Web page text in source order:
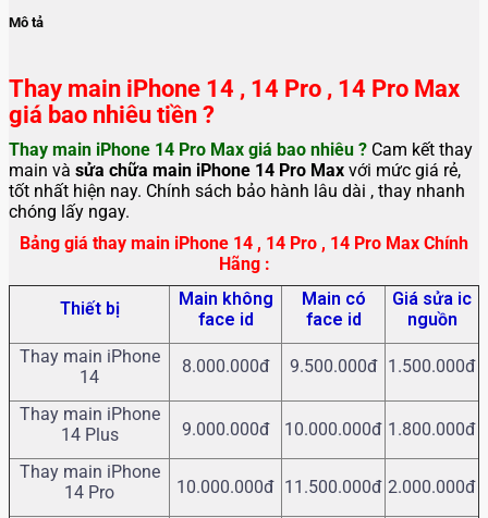
Mô tả
Thay main iPhone 14 , 14 Pro , 14 Pro Max
giá bao nhiêu tiền ?
Thay main iPhone 14 Pro Max giá bao nhiêu ? Cam kết thay
main và sửa chữa main iPhone 14 Pro Max với mức giá rẻ,
tốt nhất hiện nay. Chính sách bảo hành lâu dài , thay nhanh
chóng lấy ngay.
Bảng giá thay main iPhone 14 , 14 Pro , 14 Pro Max Chính
Hãng :
Thiết bị
Main không
face id
Main có
face id
Giá sửa ic
nguồn
Thay main iPhone
14
8.000.000đ 9.500.000đ 1.500.000đ
Thay main iPhone
14 Plus
9.000.000đ 10.000.000đ 1.800.000đ
Thay main iPhone
14 Pro
10.000.000đ 11.500.000đ 2.000.000đ